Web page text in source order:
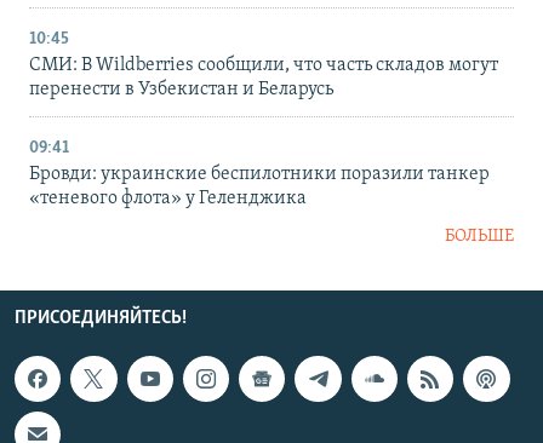
10:45
СМИ: В Wildberries сообщили, что часть складов могут
перенести в Узбекистан и Беларусь
09:41
Бровди: украинские беспилотники поразили танкер
«теневого флота» у Геленджика
БОЛЬШЕ
ПРИСОЕДИНЯЙТЕСЬ!